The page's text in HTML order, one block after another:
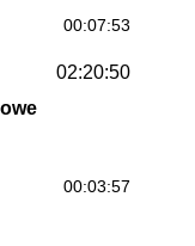
00:07:53
02:20:50
00:03:57